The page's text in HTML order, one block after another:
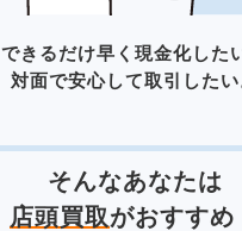
できるだけ早く現金化した
対面で安心して取引したい
そんなあなたは
店頭買取がおすすめ